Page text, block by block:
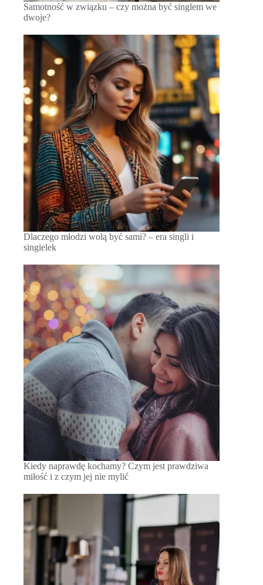
Samotność w związku – czy można być singlem we
dwoje?
Dlaczego młodzi wolą być sami? – era singli i
singielek
Kiedy naprawdę kochamy? Czym jest prawdziwa
miłość i z czym jej nie mylić